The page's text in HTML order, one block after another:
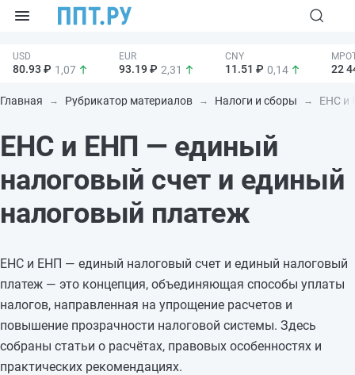
80.93 ₽ 1,07 93.19 ₽ 2,31 11.51 ₽ 0,14 22
Главная Рубрикатор материалов Налоги и сборы ЕНС и
ЕНС и ЕНП — единый
налоговый счет и единый
налоговый платеж
ЕНС и ЕНП — единый налоговый счет и единый налоговый
платеж — это концепция, объединяющая способы уплаты
налогов, направленная на упрощение расчетов и
повышение прозрачности налоговой системы. Здесь
собраны статьи о расчётах, правовых особенностях и
практических рекомендациях.